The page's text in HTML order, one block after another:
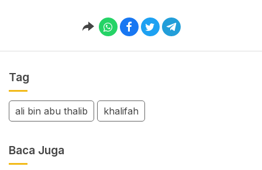
Tag
ali bin abu thalib khalifah
Baca Juga